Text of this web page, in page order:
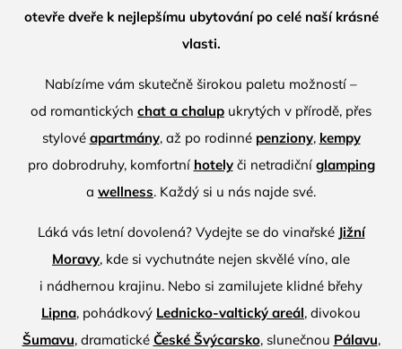
otevře dveře k nejlepšímu ubytování po celé naší krásné
vlasti.
Nabízíme vám skutečně širokou paletu možností –
od romantických chat a chalup ukrytých v přírodě, přes
stylové apartmány, až po rodinné penziony, kempy
pro dobrodruhy, komfortní hotelyči netradiční glamping
a wellness. Každý si u nás najde své.
Láká vás letní dovolená? Vydejte se do vinařské Jižní
Moravy, kde si vychutnáte nejen skvělé víno, ale
i nádhernou krajinu. Nebo si zamilujete klidné břehy
Lipna, pohádkový Lednicko-valtický areál, divokou
Šumavu, dramatické České Švýcarsko, slunečnou Pálavu,